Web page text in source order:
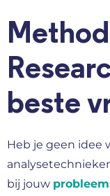
beste
Heb je geen idee
bij jouw